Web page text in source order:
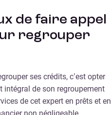
de faire appel
regrouper
ses crédits, c’est opter
intégral de son regroupement
de cet expert en prêts et en